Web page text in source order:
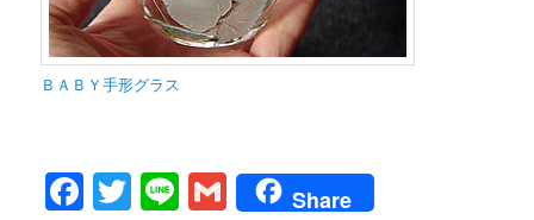
ＢＡＢＹ手形グラス
Facebook
Twitter
LineGmail
Share